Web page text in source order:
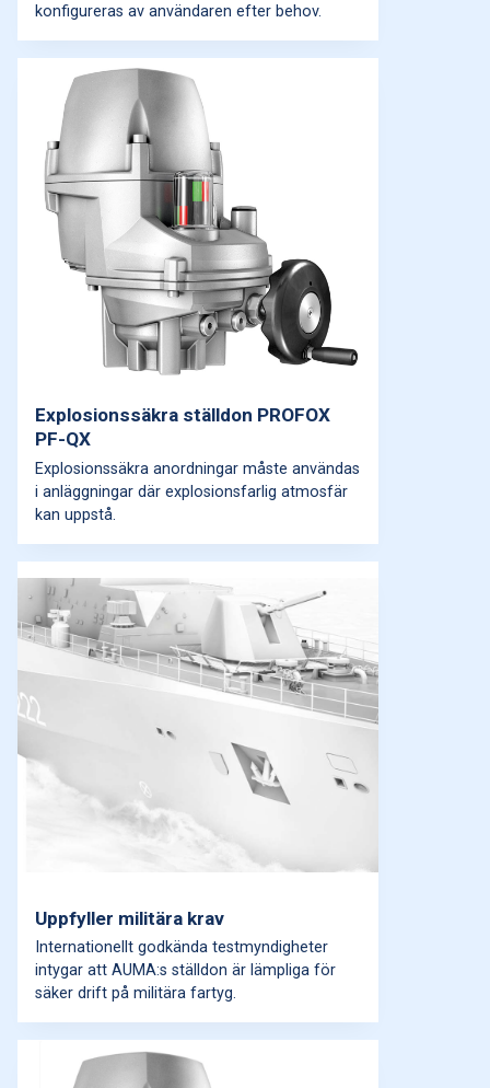
konfigureras av användaren efter behov.
Explosionssäkra ställdon PROFOX
PF-QX
Explosionssäkra anordningar måste användas
i anläggningar där explosionsfarlig atmosfär
kan uppstå.
Uppfyller militära krav
Internationellt godkända testmyndigheter
intygar att AUMA:s ställdon är lämpliga för
säker drift på militära fartyg.